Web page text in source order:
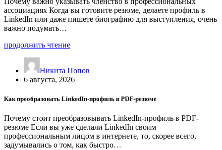
ассоциациях Когда вы готовите резюме, делаете профиль в
LinkedIn или даже пишете биографию для выступления, очень
важно подумать…
продолжить чтение
Никита Попов
6 августа, 2026
Как преобразовать LinkedIn-профиль в PDF-резюме
Почему стоит преобразовывать LinkedIn-профиль в PDF-
резюме Если вы уже сделали LinkedIn своим
профессиональным лицом в интернете, то, скорее всего,
задумывались о том, как быстро…